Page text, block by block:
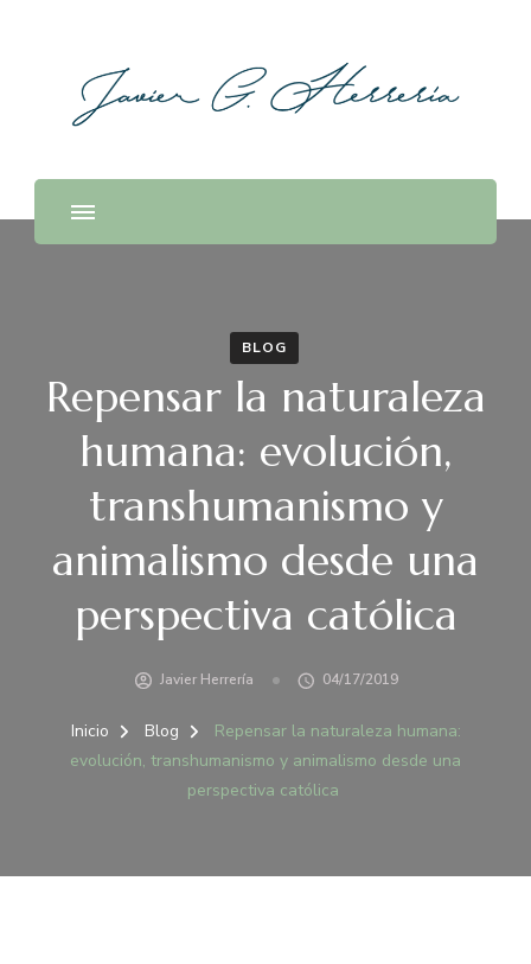
BLOG
Repensar la naturaleza
humana: evolución,
transhumanismo y
animalismo desde una
perspectiva católica
Javier Herrería 04/17/2019
Inicio Blog
Repensar la naturaleza humana:
evolución, transhumanismo y animalismo desde una
perspectiva católica